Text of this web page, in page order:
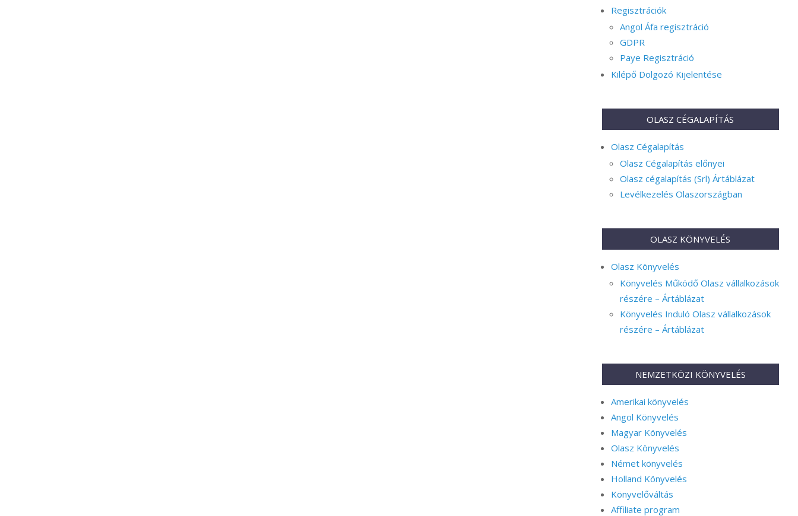
Regisztrációk
Angol Áfa regisztráció
GDPR
Paye Regisztráció
Kilépő Dolgozó Kijelentése
OLASZ CÉGALAPÍTÁS
Olasz Cégalapítás
Olasz Cégalapítás előnyei
Olasz cégalapítás (Srl) Ártáblázat
Levélkezelés Olaszországban
OLASZ KÖNYVELÉS
Olasz Könyvelés
Könyvelés Működő Olasz vállalkozások
részére – Ártáblázat
Könyvelés Induló Olasz vállalkozások
részére – Ártáblázat
NEMZETKÖZI KÖNYVELÉS
Amerikai könyvelés
Angol Könyvelés
Magyar Könyvelés
Olasz Könyvelés
Német könyvelés
Holland Könyvelés
Könyvelőváltás
Affiliate program